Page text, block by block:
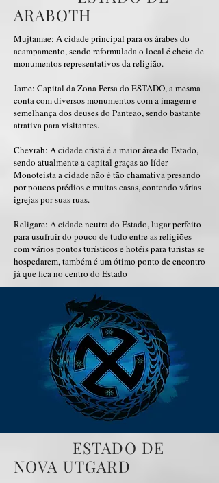
ARABOTH
Mujtamae: A cidade principal para os árabes do
acampamento, sendo reformulada o local é cheio de
monumentos representativos da religião.
Jame: Capital da Zona Persa do ESTADO, a mesma
conta com diversos monumentos com a imagem e
semelhança dos deuses do Panteão, sendo bastante
atrativa para visitantes.
Chevrah: A cidade cristã é a maior área do Estado,
sendo atualmente a capital graças ao líder
Monoteísta a cidade não é tão chamativa presando
por poucos prédios e muitas casas, contendo várias
igrejas por suas ruas.
Religare: A cidade neutra do Estado, lugar perfeito
para usufruir do pouco de tudo entre as religiões
com vários pontos turísticos e hotéis para turistas se
hospedarem, também é um ótimo ponto de encontro
já que fica no centro do Estado
ESTADO DE
NOVA UTGARD